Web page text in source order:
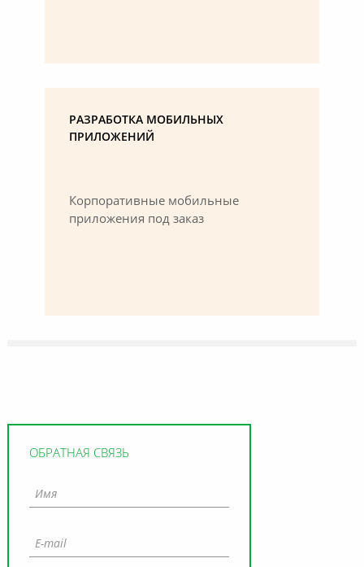
ОБРАТНАЯ СВЯЗЬ
РАЗРАБОТКА МОБИЛЬНЫХ
ПРИЛОЖЕНИЙ
Корпоративные мобильные
приложения под заказ